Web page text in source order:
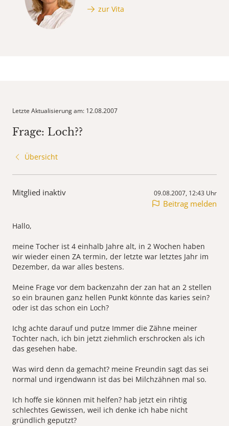
zur Vita
Letzte Aktualisierung am: 12.08.2007
Frage: Loch??
Übersicht
Mitglied inaktiv 09.08.2007, 12:43 Uhr
Beitrag melden
Hallo,
meine Tocher ist 4 einhalb Jahre alt, in 2 Wochen haben
wir wieder einen ZA termin, der letzte war letztes Jahr im
Dezember, da war alles bestens.
Meine Frage vor dem backenzahn der zan hat an 2 stellen
so ein braunen ganz hellen Punkt könnte das karies sein?
oder ist das schon ein Loch?
Ichg achte darauf und putze Immer die Zähne meiner
Tochter nach, ich bin jetzt ziehmlich erschrocken als ich
das gesehen habe.
Was wird denn da gemacht? meine Freundin sagt das sei
normal und irgendwann ist das bei Milchzähnen mal so.
Ich hoffe sie können mit helfen? hab jetzt ein rihtig
schlechtes Gewissen, weil ich denke ich habe nicht
gründlich geputzt?